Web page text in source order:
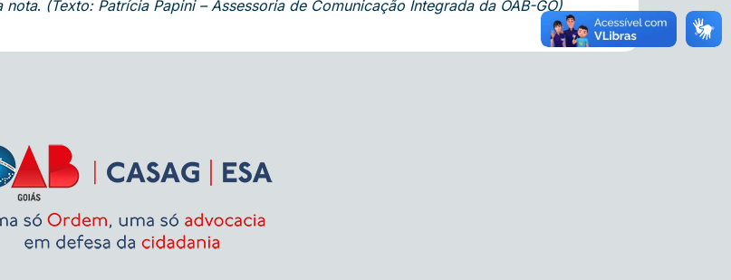
nota. (Texto: Patrícia Papini – Assessoria de Comunicação Integrada da OAB-GO)